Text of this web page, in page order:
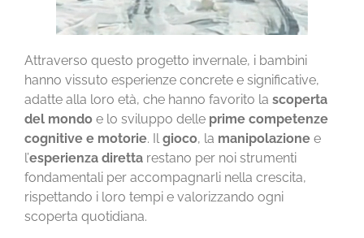
Attraverso questo progetto invernale, i bambini
hanno vissuto esperienze concrete e significative,
adatte alla loro età, che hanno favorito la scoperta
del mondoe lo sviluppo delle prime competenze
cognitive e motorie. Ilgioco, la manipolazionee
l’esperienza direttarestano per noi strumenti
fondamentali per accompagnarli nella crescita,
rispettando i loro tempi e valorizzando ogni
scoperta quotidiana.